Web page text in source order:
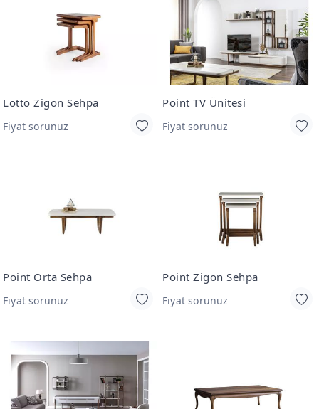
Lotto Zigon Sehpa
Fiyat sorunuz
Point TV Ünitesi
Fiyat sorunuz
Point Orta Sehpa
Fiyat sorunuz
Point Zigon Sehpa
Fiyat sorunuz